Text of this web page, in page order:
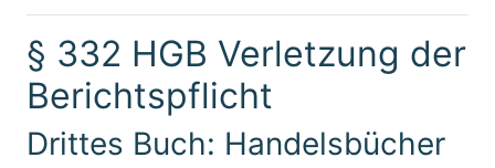
§ 332 HGB Verletzung der
Berichtspflicht
Drittes Buch: Handelsbücher